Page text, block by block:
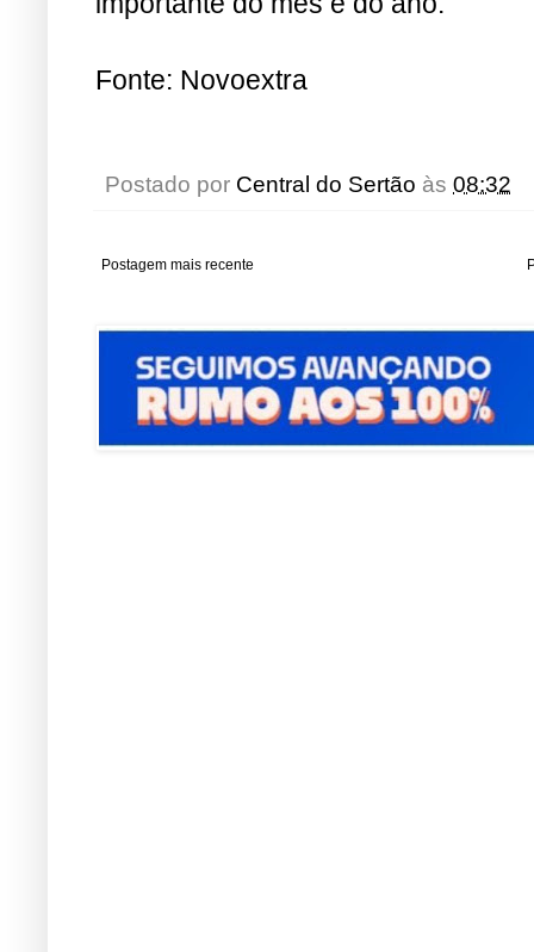
Fonte: Novoextra
Postado por Central do Sertão às 08:32
Postagem mais recente